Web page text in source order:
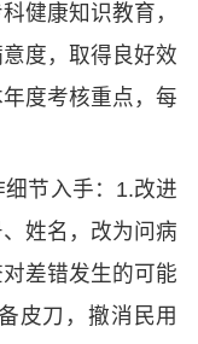
健康知识教育，
度，取得良好效
度考核重点，每
节入手：1.改进
姓名，改为问病
差错发生的可能
皮刀，撤消民用